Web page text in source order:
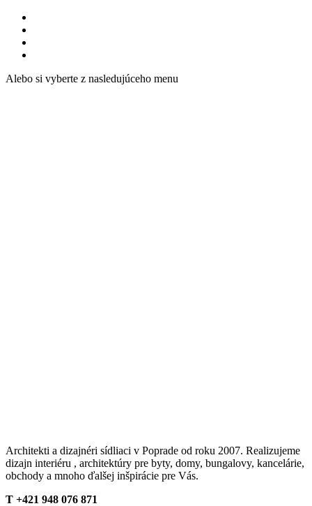
Alebo si vyberte z nasledujúceho menu
Architekti a dizajnéri sídliaci v Poprade od roku 2007. Realizujeme
dizajn interiéru , architektúry pre byty, domy, bungalovy, kancelárie,
obchody a mnoho ďalšej inšpirácie pre Vás.
T +421 948 076 871